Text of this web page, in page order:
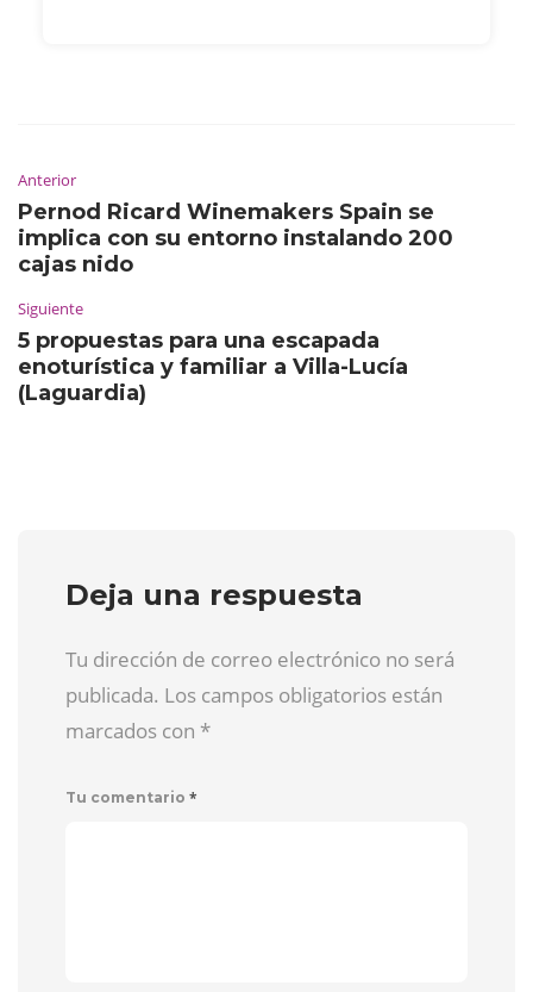
Anterior
Pernod Ricard Winemakers Spain se
implica con su entorno instalando 200
cajas nido
Siguiente
5 propuestas para una escapada
enoturística y familiar a Villa-Lucía
(Laguardia)
Deja una respuesta
Tu dirección de correo electrónico no será
publicada. Los campos obligatorios están
marcados con *
Tu comentario *